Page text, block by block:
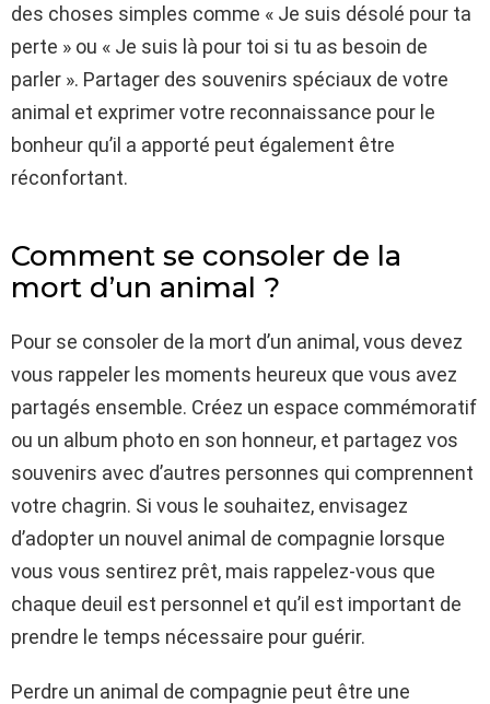
des choses simples comme « Je suis désolé pour ta
perte » ou « Je suis là pour toi si tu as besoin de
parler ». Partager des souvenirs spéciaux de votre
animal et exprimer votre reconnaissance pour le
bonheur qu’il a apporté peut également être
réconfortant.
Comment se consoler de la
mort d’un animal ?
Pour se consoler de la mort d’un animal, vous devez
vous rappeler les moments heureux que vous avez
partagés ensemble. Créez un espace commémoratif
ou un album photo en son honneur, et partagez vos
souvenirs avec d’autres personnes qui comprennent
votre chagrin. Si vous le souhaitez, envisagez
d’adopter un nouvel animal de compagnie lorsque
vous vous sentirez prêt, mais rappelez-vous que
chaque deuil est personnel et qu’il est important de
prendre le temps nécessaire pour guérir.
Perdre un animal de compagnie peut être une